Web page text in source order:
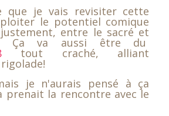
que je vais revisiter cette
le potentiel comique
entre le sacré et
Ça va aussi être du
tout craché, alliant
je n'aurais pensé à ça
prenait la rencontre avec le